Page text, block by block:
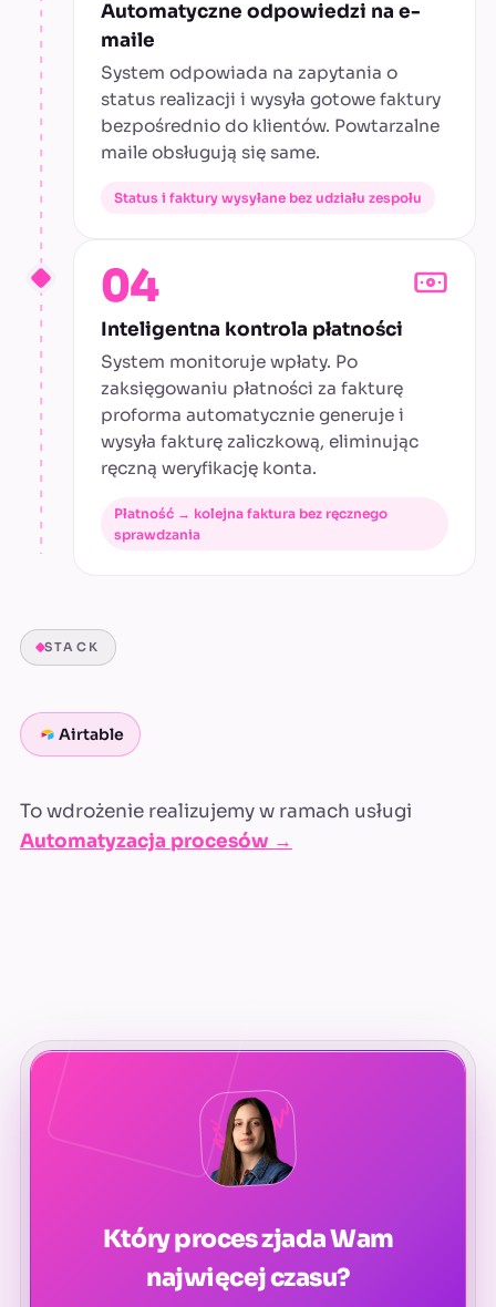
Automatyczne odpowiedzi na e-
maile
System odpowiada na zapytania o
status realizacji i wysyła gotowe faktury
bezpośrednio do klientów. Powtarzalne
maile obsługują się same.
Status i faktury wysyłane bez udziału zespołu
04
Inteligentna kontrola płatności
System monitoruje wpłaty. Po
zaksięgowaniu płatności za fakturę
proforma automatycznie generuje i
wysyła fakturę zaliczkową, eliminując
ręczną weryfikację konta.
Płatność → kolejna faktura bez ręcznego
sprawdzania
STACK
Airtable
To wdrożenie realizujemy w ramach usługi
Automatyzacja procesów →
Który proces zjada Wam
najwięcej czasu?